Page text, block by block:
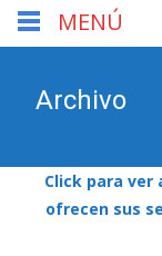
Archivo
Click para ver
ofrecen sus
MENÚ